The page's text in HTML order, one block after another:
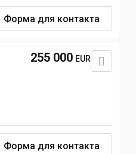
Форма для контакта
255 000 EUR
Форма для контакта